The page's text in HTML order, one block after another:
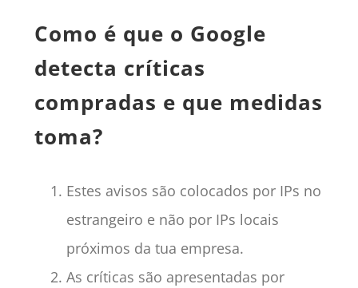
Como é que o Google
detecta críticas
compradas e que medidas
toma?
Estes avisos são colocados por IPs no
estrangeiro e não por IPs locais
próximos da tua empresa.
As críticas são apresentadas por